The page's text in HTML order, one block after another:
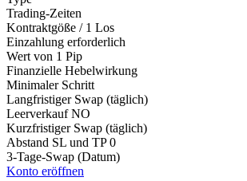
Trading-Zeiten
Kontraktgöße / 1 Los
Einzahlung erforderlich
Wert von 1 Pip
Finanzielle Hebelwirkung
Minimaler Schritt
Langfristiger Swap (täglich)
Leerverkauf NO
Kurzfristiger Swap (täglich)
Abstand SL und TP 0
3-Tage-Swap (Datum)
Konto eröffnen